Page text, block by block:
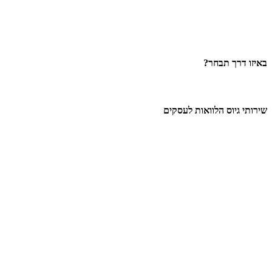
באיזו דרך תבחר?
שירותי גיוס הלוואות לעסקים